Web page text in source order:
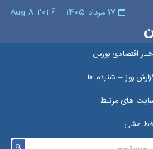
اقتصادی بورس
روز – شنيده ها
های مرتبط
مشی